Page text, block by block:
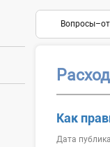
Как
Дата